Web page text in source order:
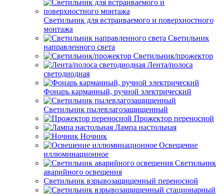
Светильник для встраиваемого и поверхностного
монтажа
Светильник
направленного света
Светильник/прожектор
Лента/полоса
светодиодная
Фонарь карманный, ручной электрический
Светильник пылевлагозащищенный
Прожектор переносной
Лампа настольная
Ночник
Освещение
иллюминационное
Светильник
аварийного освещения
Светильник взрывозащищенный переносной